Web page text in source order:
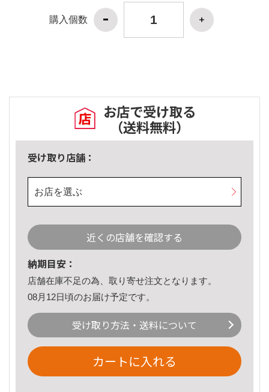
購入個数
お店で受け取る
（送料無料）
受け取り店舗：
お店を選ぶ
近くの店舗を確認する
納期目安：
店舗在庫不足の為、取り寄せ注文となります。
08月12日頃のお届け予定です。
受け取り方法・送料について
カートに入れる